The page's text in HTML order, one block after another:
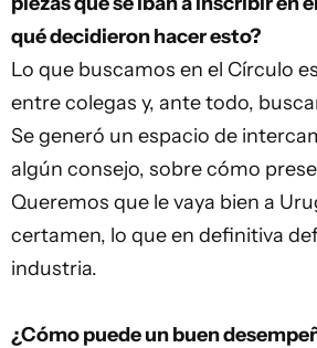
qué decidieron hacer esto?
Lo que buscamos en el Círculo
entre colegas y, ante todo,
Se generó un espacio de
algún consejo, sobre cómo
Queremos que le vaya bien a
certamen, lo que en definitiva
industria.
¿Cómo puede un buen